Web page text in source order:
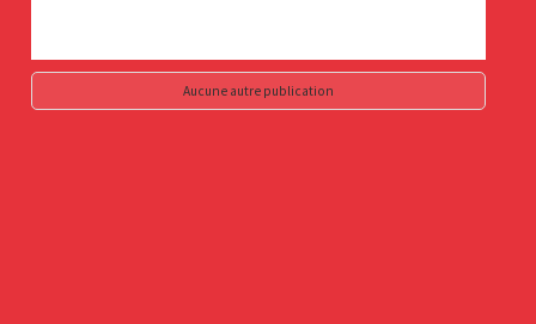
Aucune autre publication